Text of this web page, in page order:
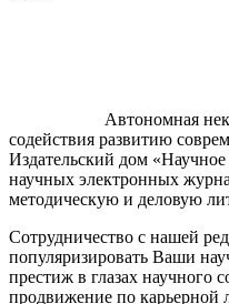
Автономная
содействия развитию
Издательский дом
научных электронных
методическую и деловую
Сотрудничество с нашей
популяризировать Ваши
престиж в глазах научного
продвижение по карьерной